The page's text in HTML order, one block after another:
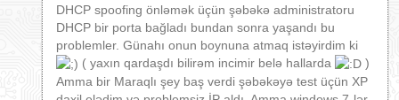
DHCP spoofing önləmək üçün şəbəkə administratoru
DHCP bir porta bağladı bundan sonra yaşandı bu
problemler. Günahı onun boynuna atmaq istəyirdim ki
( yaxın qardaşdı bilirəm incimir belə hallarda
)
Amma bir Maraqlı şey baş verdi şəbəkəyə test üçün XP